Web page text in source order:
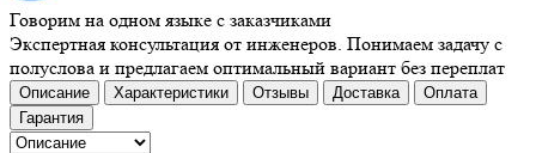
Говорим на одном языке с заказчиками
Экспертная консультация от инженеров. Понимаем задачу с
полуслова и предлагаем оптимальный вариант без переплат
Описание Характеристики Отзывы Доставка
Оплата
Гарантия